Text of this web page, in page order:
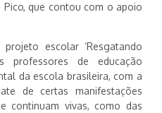
Pico, que contou com o apoio
escolar ‘Resgatando
professores de educação
da escola brasileira, com a
de certas manifestações
continuam vivas, como das